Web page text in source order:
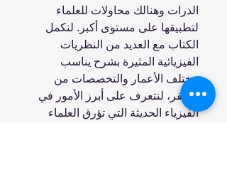
‏الذرات وهنالك محاولات للعلماء
لتطبيقها على مستوى أكبر.‏ لنكمل
الكتاب مع العديد من النظريات
الفيزيائية المثيرة بشرح يناسب
مختلف الأعمار والتخصصات من
الصفر، لنتعرف على أبرز الأمور في
الفيزياء الحديثة التي تؤرق العلماء